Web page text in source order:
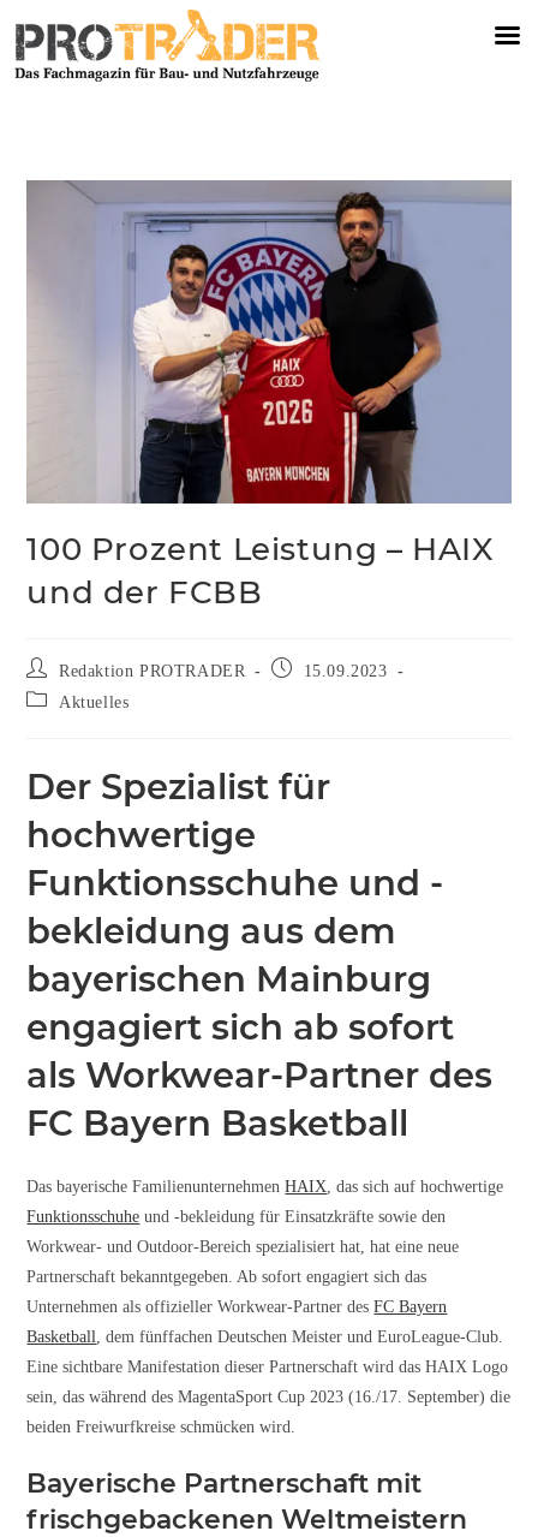
100 Prozent Leistung – HAIX
und der FCBB
Redaktion PROTRADER
15.09.2023
Aktuelles
Der Spezialist für
hochwertige
Funktionsschuhe und -
bekleidung aus dem
bayerischen Mainburg
engagiert sich ab sofort
als Workwear-Partner des
FC Bayern Basketball
Das bayerische FamilienunternehmenHAIX , das sich auf hochwertige
Funktionsschuhe und -bekleidung für Einsatzkräfte sowie den
Workwear- und Outdoor-Bereich spezialisiert hat, hat eine neue
Partnerschaft bekanntgegeben. Ab sofort engagiert sich das
Unternehmen als offizieller Workwear-Partner desFC Bayern
Basketball
, dem fünffachen Deutschen Meister und EuroLeague-Club.
Eine sichtbare Manifestation dieser Partnerschaft wird das HAIX Logo
sein, das während des MagentaSport Cup 2023 (16./17. September) die
beiden Freiwurfkreise schmücken wird.
Bayerische Partnerschaft mit
frischgebackenen Weltmeistern